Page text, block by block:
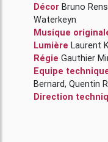
Décor Bruno
Waterkeyn
Musique
Lumière Laurent
Régie Gauthier
Equipe
Bernard, Quentin
Direction